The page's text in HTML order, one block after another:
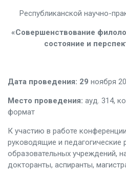
Республиканской научно-
«Совершенствование
состояние и
Дата проведения: 29 ноября
Место проведения: ауд. 314,
формат
К участию в работе
руководящие и педагогические
образовательных учреждений,
докторанты, аспиранты,